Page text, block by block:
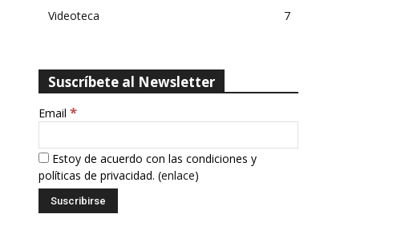
Videoteca
7
Suscríbete al Newsletter
Email *
Estoy de acuerdo con las condiciones y
políticas de privacidad. (enlace)